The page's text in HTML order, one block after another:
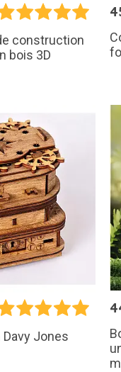
construction
bois 3D
Jones